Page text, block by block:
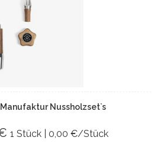
Nussholzset`s
1 Stück | 0,00 €/Stück